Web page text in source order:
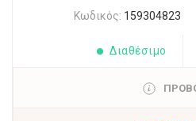
Κωδικός: 159304823
Διαθέσιμο